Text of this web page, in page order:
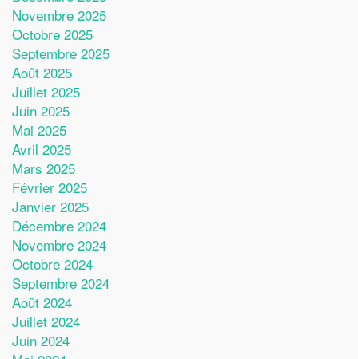
Novembre 2025
Octobre 2025
Septembre 2025
Août 2025
Juillet 2025
Juin 2025
Mai 2025
Avril 2025
Mars 2025
Février 2025
Janvier 2025
Décembre 2024
Novembre 2024
Octobre 2024
Septembre 2024
Août 2024
Juillet 2024
Juin 2024